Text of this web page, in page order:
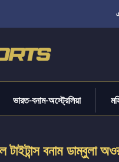
ভারত-বনাম-অস্ট্রেলিয়া
বনাম ডাম্বুলা